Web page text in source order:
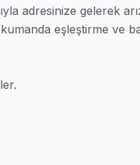
adresinize gelerek
eşleştirme ve